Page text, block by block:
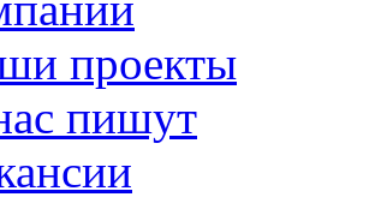
проекты
пишут